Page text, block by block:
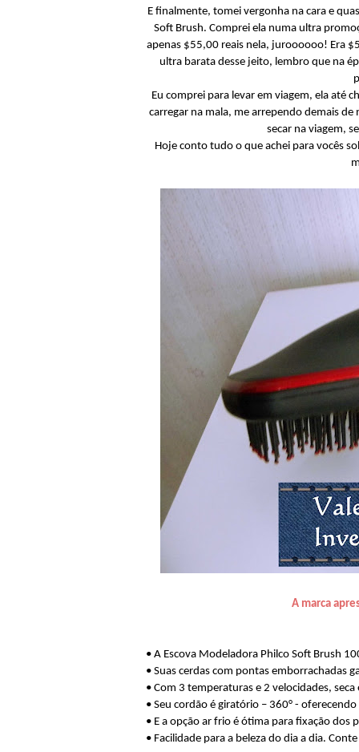
E finalmente, tomei vergonha na cara e
Soft Brush. Comprei ela numa ultra
apenas $55,00 reais nela, juroooooo! Era
ultra barata desse jeito, lembro que na
Eu comprei para levar em viagem, ela até
carregar na mala, me arrependo demais
secar na viagem,
Hoje conto tudo o que achei para vocês
A marca
• A Escova Modeladora Philco Soft Brush
• Suas cerdas com pontas emborrachadas
• Com 3 temperaturas e 2 velocidades,
• Seu cordão é giratório – 360° -
• E a opção ar frio é ótima para fixação dos
• Facilidade para a beleza do dia a dia.